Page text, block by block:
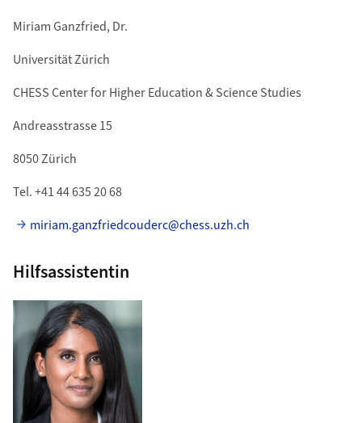
Miriam Ganzfried, Dr.
Universität Zürich
CHESS Center for Higher Education & Science Studies
Andreasstrasse 15
8050 Zürich
Tel. +41 44 635 20 68
miriam.ganzfriedcouderc@chess.uzh.ch
Hilfsassistentin